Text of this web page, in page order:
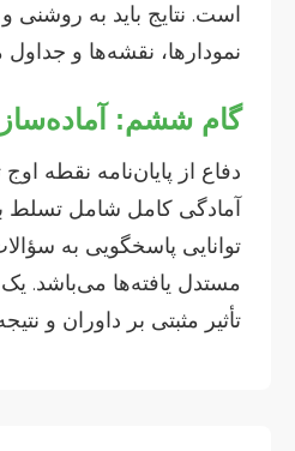
است. نتایج باید به روشنی و
نمودارها، نقشه‌ها و
گام ششم:
دفاع از پایان‌نامه نقطه
آمادگی کامل شامل تسلط
توانایی پاسخگویی به
مستدل یافته‌ها می‌باشد. یک
تأثیر مثبتی بر داوران و